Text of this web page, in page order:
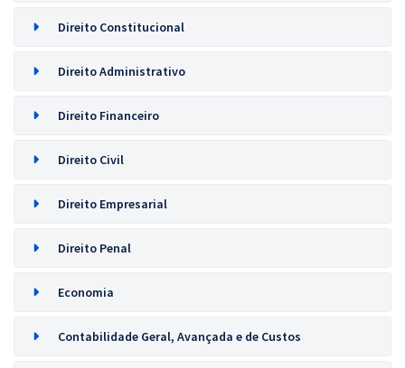
Direito Constitucional
Direito Administrativo
Direito Financeiro
Direito Civil
Direito Empresarial
Direito Penal
Economia
Contabilidade Geral, Avançada e de Custos